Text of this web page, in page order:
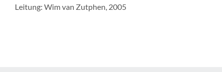
Leitung: Wim van Zutphen, 2005